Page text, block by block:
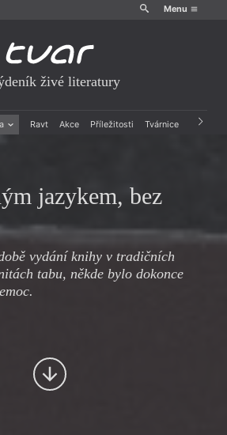
Menu
živé literatury
Ravt Akce Příležitosti Tvárnice Archiv
jazykem, bez
vydání knihy v tradičních
tabu, někde bylo dokonce